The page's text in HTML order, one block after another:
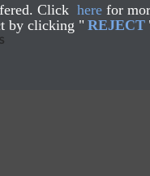
Click herefor
by clicking " REJECT